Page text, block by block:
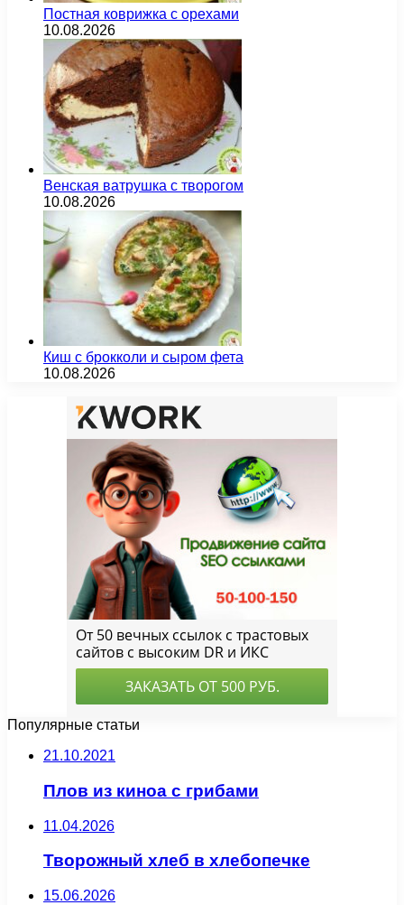
Постная коврижка с орехами
10.08.2026
Венская ватрушка с творогом
10.08.2026
Киш с брокколи и сыром фета
10.08.2026
Популярные статьи
21.10.2021
Плов из киноа с грибами
11.04.2026
Творожный хлеб в хлебопечке
15.06.2026